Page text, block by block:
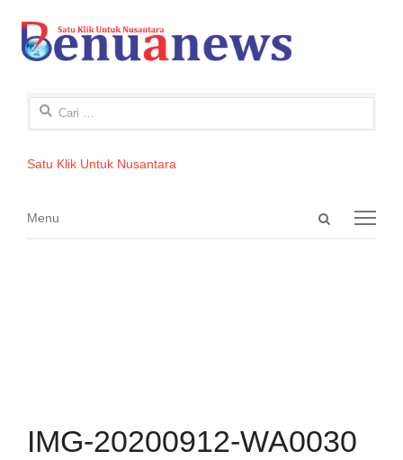
Cari
Satu Klik Untuk Nusantara
Open
Menu
Menu
IMG-20200912-WA0030